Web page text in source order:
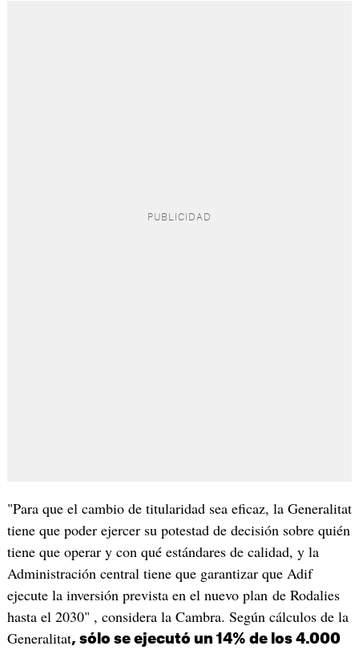
"Para que el cambio de titularidad sea eficaz, la Generalitat
tiene que poder ejercer su potestad de decisión sobre quién
tiene que operar y con qué estándares de calidad, y la
Administración central tiene que garantizar que Adif
ejecute la inversión prevista en el nuevo plan de Rodalies
hasta el 2030" , considera la Cambra. Según cálculos de la
Generalitat, sólo se ejecutó un 14% de los 4.000